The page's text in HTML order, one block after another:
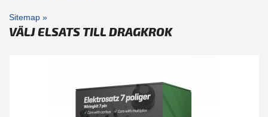
Sitemap »
VÄLJ ELSATS TILL DRAGKROK